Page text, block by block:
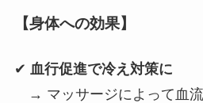
【身体への効果】
✔ 血行促進で冷え対策に
→ マッサージによって血